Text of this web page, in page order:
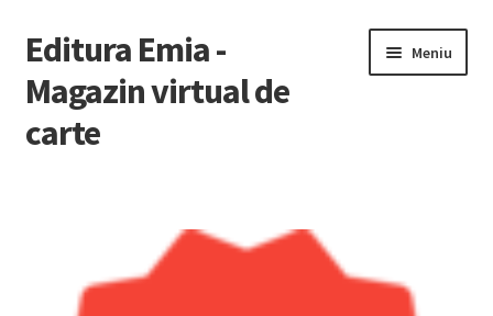
Sari
la
navigare
Sari
la
conținut
Editura Emia -
Magazin virtual de
carte
Meniu
Contul Meu